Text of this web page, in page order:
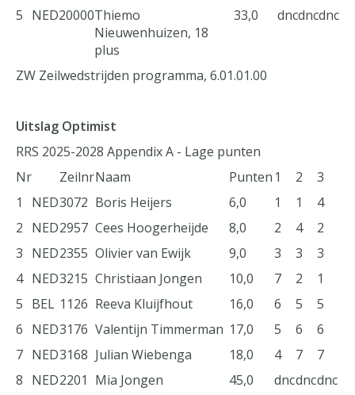
5 NED20000Thiemo
Nieuwenhuizen, 18
plus
33,0 dncdncdnc
ZW Zeilwedstrijden programma, 6.01.01.00
Uitslag Optimist
RRS 2025-2028 Appendix A - Lage punten
Nr
ZeilnrNaam Punten 1 2
3
1
NED3072 Boris Heijers 6,0 1 1
4
2 NED2957 Cees Hoogerheijde 8,0 2 4
2
3 NED2355 Olivier van Ewijk 9,0 3 3
3
4 NED3215 Christiaan Jongen 10,0 7 2
1
5 BEL 1126 Reeva Kluijfhout 16,0 6 5
5
6 NED3176 Valentijn Timmerman 17,0 5 6
6
7 NED3168 Julian Wiebenga 18,0 4 7
7
8 NED2201 Mia Jongen 45,0 dncdncdnc